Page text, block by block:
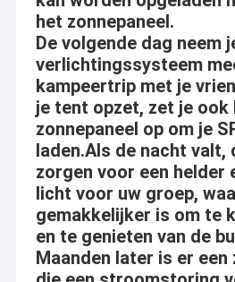
Huis
Producten
Videos
het zonnepaneel.
De volgende dag neem
verlichtingssysteem
kampeertrip met je
je tent opzet, zet je ook
zonnepaneel op om je
laden.Als de nacht valt,
zorgen voor een helder
licht voor uw groep,
gemakkelijker is om te
en te genieten van de
Maanden later is er
De globale Zonsopgang
aan
De dienst " Klant eerst,